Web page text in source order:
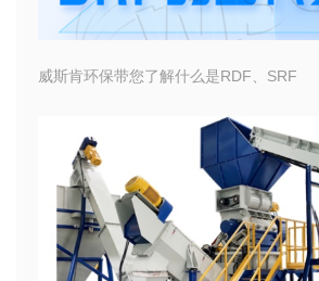
威斯肯环保带您了解什么是RDF、SRF